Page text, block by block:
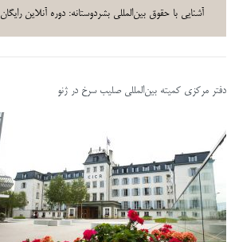
آشنایی با حقوق بین‌المللی بشردوستانه: دوره آنلاین رایگان
دفتر مرکزی کمیته بین‌المللی صلیب سرخ در ژنو